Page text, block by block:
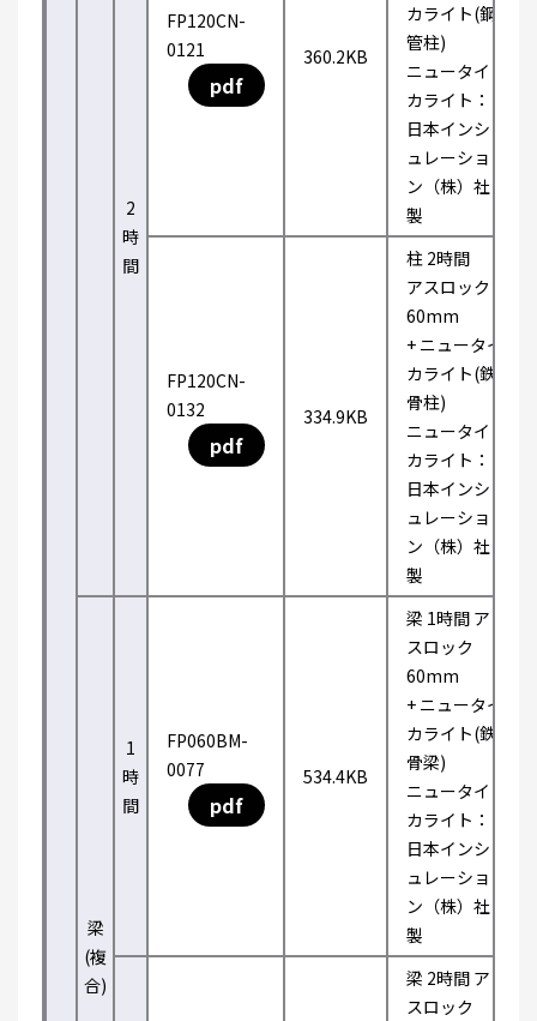
2
時
間
FP120CN-
0121
pdf
360.2KB
カライト(鋼
管柱)
ニュータイ
カライト：
日本インシ
ュレーショ
ン（株）社
製
FP120CN-
0132
pdf
334.9KB
柱 2時間
アスロック
60mm
+ ニュータイ
カライト(鉄
骨柱)
ニュータイ
カライト：
日本インシ
ュレーショ
ン（株）社
製
梁
(複
合)
1
時
間
FP060BM-
0077
pdf
534.4KB
梁 1時間 ア
スロック
60mm
+ ニュータイ
カライト(鉄
骨梁)
ニュータイ
カライト：
日本インシ
ュレーショ
ン（株）社
製
梁 2時間 ア
スロック